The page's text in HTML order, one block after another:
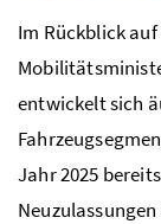
Im Rückblick
entwickelt sich
Jahr 2025